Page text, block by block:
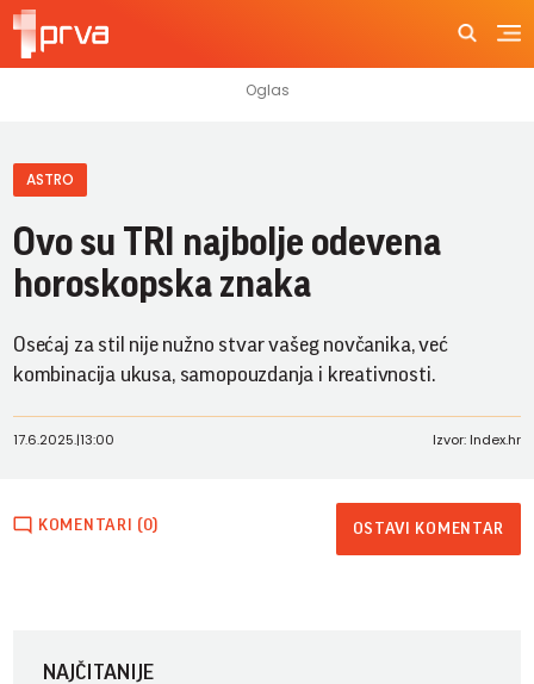
ASTRO
Ovo su TRI najbolje odevena
horoskopska znaka
Osećaj za stil nije nužno stvar vašeg novčanika, već
kombinacija ukusa, samopouzdanja i kreativnosti.
17.6.2025.|13:00 Izvor: Index.hr
KOMENTARI (0) OSTAVI KOMENTAR
NAJČITANIJE